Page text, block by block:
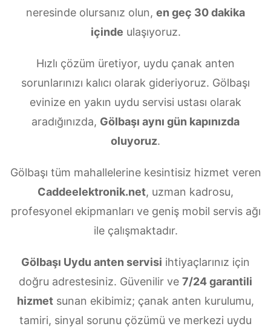
neresinde olursanız olun, en geç 30 dakika
içinde ulaşıyoruz.
Hızlı çözüm üretiyor, uydu çanak anten
sorunlarınızı kalıcı olarak gideriyoruz. Gölbaşı
evinize en yakın uydu servisi ustası olarak
aradığınızda, Gölbaşı aynı gün kapınızda
oluyoruz.
Gölbaşı tüm mahallelerine kesintisiz hizmet veren
Caddeelektronik.net, uzman kadrosu,
profesyonel ekipmanları ve geniş mobil servis ağı
ile çalışmaktadır.
Gölbaşı Uydu anten servisi ihtiyaçlarınız için
doğru adrestesiniz. Güvenilir ve 7/24 garantili
hizmet sunan ekibimiz; çanak anten kurulumu,
tamiri, sinyal sorunu çözümü ve merkezi uydu